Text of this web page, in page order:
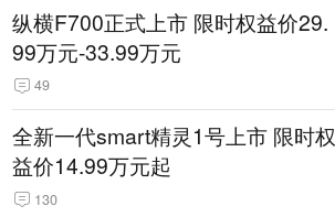
纵横F700正式上市 限时权益价29.
99万元-33.99万元
49
全新一代smart精灵1号上市 限时权
益价14.99万元起
130